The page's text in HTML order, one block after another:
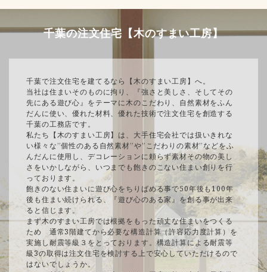
千葉の注文住宅【木のすまい工房】
千葉で注文住宅を建てるなら【木のすまい工房】へ。
当社は住まいそのものに拘り、『強さと美しさ、そしてその
先にある遊び心』をテーマに木のこだわり、自然素材をふん
だんに使い、優れた材料、優れた技術で注文住宅を創造する
千葉の工務店です。
私たち【木のすまい工房】は、大手住宅会社では扱いきれな
い様々な”個性のある自然素材”や”こだわりの素材”などをふ
んだんに使用し、デコレーションに頼らず素材その物の美し
さをいかしながら、いつまでも飽きのこない住まい創りを行
っております。
飽きのない住まいに遊び心をちりばめる事で50年後も100年
後も住まい続けられる、『遊び心のある家』を創る事が出来
ると信じます。
まず木のすまい工房では根拠をもった頑丈な住まいをつくる
ため 通常3階建てから必要な構造計算（許容応力度計算）を
実施し耐震等級３をとっております。構造計算による耐震等
級3の取得は注文住宅を検討する上で安心していただけるので
はないでしょうか。